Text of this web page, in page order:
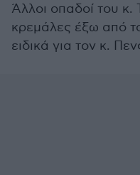
Άλλοι οπαδοί του κ.
κρεμάλες έξω από
ειδικά για τον κ.